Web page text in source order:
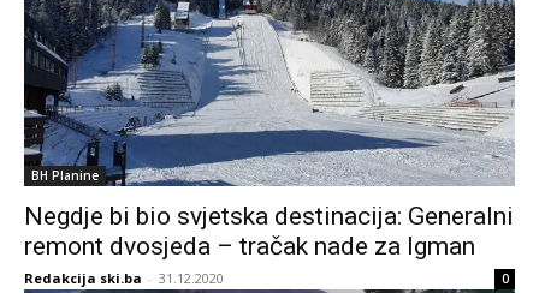
BH Planine
Negdje bi bio svjetska destinacija: Generalni
remont dvosjeda – tračak nade za Igman
Redakcija ski.ba - 31.12.2020 0